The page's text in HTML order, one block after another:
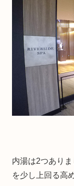
内湯は2つあり
を少し上回る高